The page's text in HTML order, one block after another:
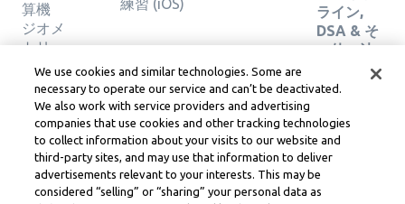
算機
ジオメ
トリー
カルキ
ュレー
ター
ソリュ
ーショ
ンの検
証
練習 (iOS)
ライン,
DSA & そ
の他の法
務リソー
ス
務センタ
ー
Learneo
サービス
規約
We use cookies and similar technologies. Some are
necessary to operate our service and can’t be deactivated.
We also work with service providers and advertising
companies that use cookies and other tracking technologies
to collect information about your visits to our website and
third-party sites, and may use that information to deliver
advertisements relevant to your interests. This may be
considered “selling” or “sharing” your personal data as